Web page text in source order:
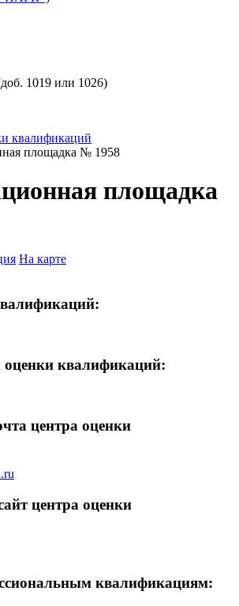
1019 или 1026)
квалификаций
площадка № 1958
площадка
На карте
оценки квалификаций:
центра оценки
центра оценки
квалификациям: